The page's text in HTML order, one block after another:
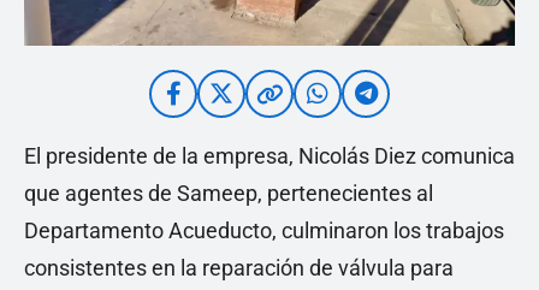
El presidente de la empresa, Nicolás Diez comunica
que agentes de Sameep, pertenecientes al
Departamento Acueducto, culminaron los trabajos
consistentes en la reparación de válvula para